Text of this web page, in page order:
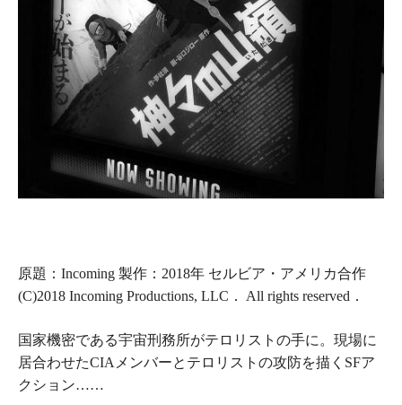
原題：Incoming 製作：2018年 セルビア・アメリカ合作
(C)2018 Incoming Productions, LLC． All rights reserved．
国家機密である宇宙刑務所がテロリストの手に。現場に
居合わせたCIAメンバーとテロリストの攻防を描くSFア
クション……